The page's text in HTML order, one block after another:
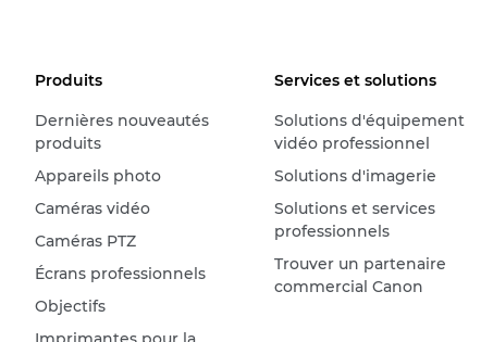
Produits
Dernières nouveautés
produits
Appareils photo
Caméras vidéo
Caméras PTZ
Écrans professionnels
Objectifs
Services et solutions
Solutions d'équipement
vidéo professionnel
Solutions d'imagerie
Solutions et services
professionnels
Trouver un partenaire
commercial Canon